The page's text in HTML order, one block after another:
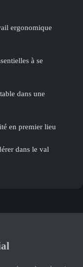
ergonomique
à se
dans une
en premier lieu
dans le val